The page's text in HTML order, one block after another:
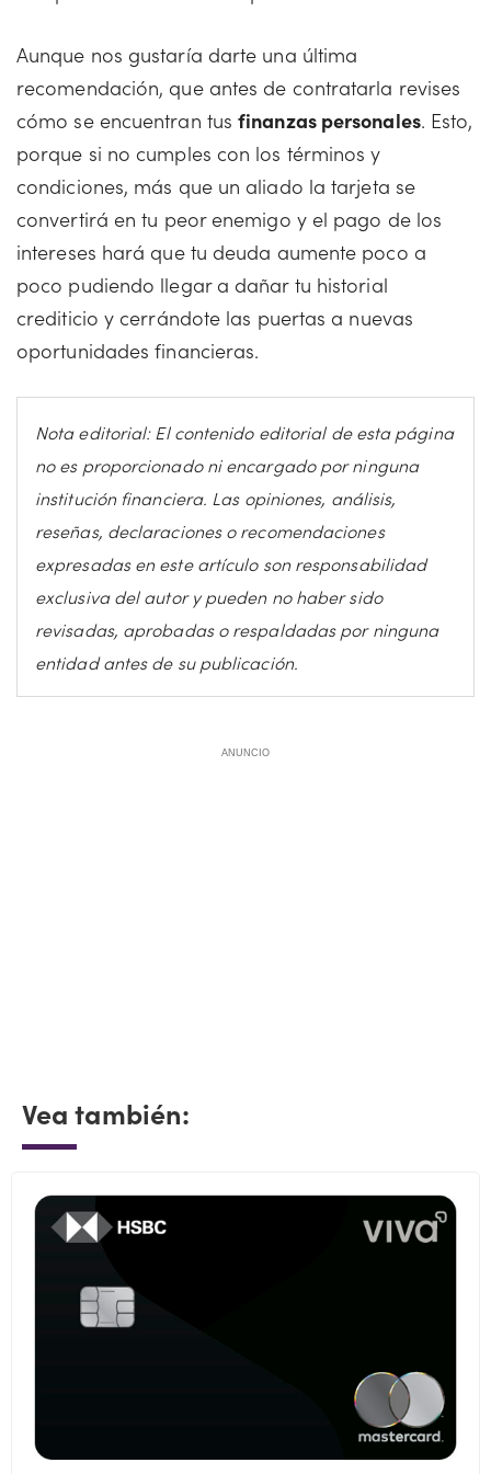
Aunque nos gustaría darte una última
recomendación, que antes de contratarla revises
cómo se encuentran tusfinanzas personales. Esto,
porque si no cumples con los términos y
condiciones, más que un aliado la tarjeta se
convertirá en tu peor enemigo y el pago de los
intereses hará que tu deuda aumente poco a
poco pudiendo llegar a dañar tu historial
crediticio y cerrándote las puertas a nuevas
oportunidades financieras.
Nota editorial: El contenido editorial de esta página
no es proporcionado ni encargado por ninguna
institución financiera. Las opiniones, análisis,
reseñas, declaraciones o recomendaciones
expresadas en este artículo son responsabilidad
exclusiva del autor y pueden no haber sido
revisadas, aprobadas o respaldadas por ninguna
entidad antes de su publicación.
ANUNCIO
Vea también: